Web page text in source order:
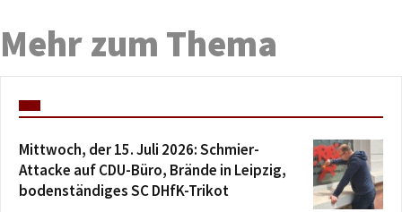
Mehr zum Thema
Mittwoch, der 15. Juli 2026: Schmier-
Attacke auf CDU-Büro, Brände in Leipzig,
bodenständiges SC DHfK-Trikot